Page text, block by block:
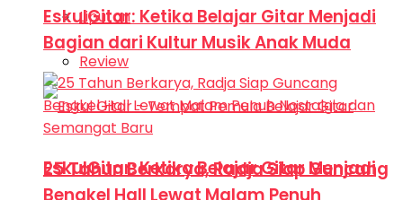
Liputan
Review
EskulGitar: Ketika Belajar Gitar Menjadi
EskulGitar: Ketika Belajar Gitar Menjadi
Bagian dari Kultur Musik Anak Muda
25 Tahun Berkarya, Radja Siap Guncang